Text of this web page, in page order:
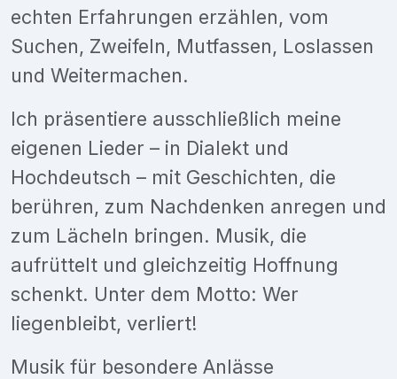
echten Erfahrungen erzählen, vom
Suchen, Zweifeln, Mutfassen, Loslassen
und Weitermachen.
Ich präsentiere ausschließlich meine
eigenen Lieder – in Dialekt und
Hochdeutsch – mit Geschichten, die
berühren, zum Nachdenken anregen und
zum Lächeln bringen. Musik, die
aufrüttelt und gleichzeitig Hoffnung
schenkt. Unter dem Motto: Wer
liegenbleibt, verliert!
Musik für besondere Anlässe